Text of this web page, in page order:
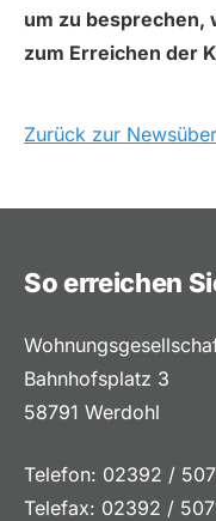
um zu besprechen,
zum Erreichen der
Zurück zur
So erreichen
Bahnhofsplatz 3
58791 Werdohl
Telefon: 02392 /
Telefax: 02392 /